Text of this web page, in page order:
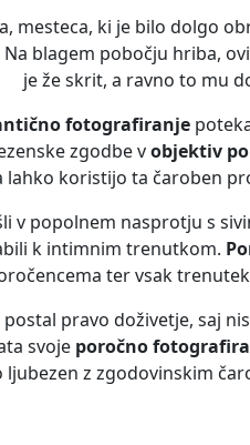
mesteca, ki je bilo dolgo
blagem pobočju hriba,
je že skrit, a ravno to mu
fotografiranje
zgodbe vobjektiv
lahko koristijo ta čaroben
v popolnem nasprotju s
k intimnim trenutkom.
ter vsak
postal pravo doživetje, saj
svoje poročno
ljubezen z zgodovinskim